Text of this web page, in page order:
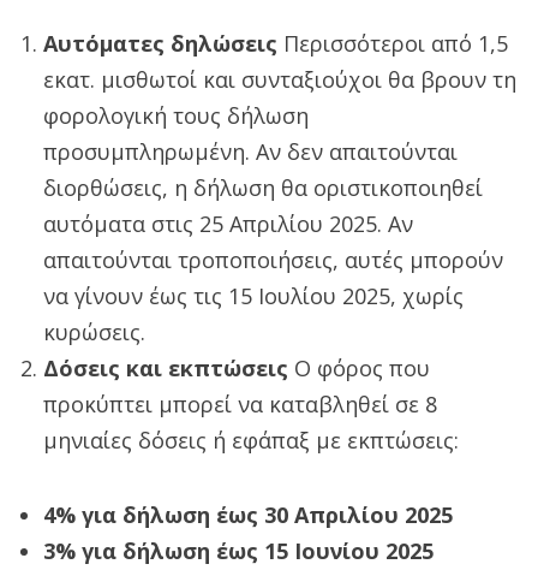
Αυτόματες δηλώσεις Περισσότεροι από 1,5
εκατ. μισθωτοί και συνταξιούχοι θα βρουν τη
φορολογική τους δήλωση
προσυμπληρωμένη. Αν δεν απαιτούνται
διορθώσεις, η δήλωση θα οριστικοποιηθεί
αυτόματα στις 25 Απριλίου 2025. Αν
απαιτούνται τροποποιήσεις, αυτές μπορούν
να γίνουν έως τις 15 Ιουλίου 2025, χωρίς
κυρώσεις.
Δόσεις και εκπτώσεις Ο φόρος που
προκύπτει μπορεί να καταβληθεί σε 8
μηνιαίες δόσεις ή εφάπαξ με εκπτώσεις:
4% για δήλωση έως 30 Απριλίου 2025
3% για δήλωση έως 15 Ιουνίου 2025